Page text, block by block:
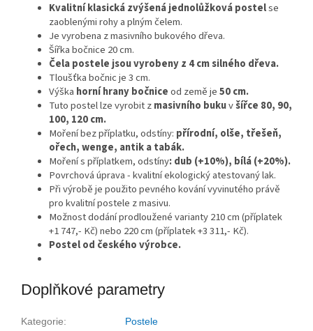
Kvalitní klasická zvýšená jednolůžková postelse
zaoblenými rohy a plným čelem.
Je vyrobena z masivního bukového dřeva.
Šířka bočnice 20 cm.
Čela postele jsou vyrobeny z 4 cm silného dřeva.
Tloušťka bočnic je 3 cm.
Výška horní hrany bočniceod země je50 cm.
Tuto postel lze vyrobit zmasivního bukuvšířce 80, 90,
100, 120 cm.
Moření bez příplatku, odstíny: přírodní, olše, třešeň,
ořech, wenge, antik a tabák.
Moření s příplatkem, odstíny: dub (+10%), bílá (+20%).
Povrchová úprava - kvalitní ekologický atestovaný lak.
Při výrobě je použito pevného kování vyvinutého právě
pro kvalitní postele z masivu.
Možnost dodání prodloužené varianty 210 cm (příplatek
+1 747,- Kč) nebo 220 cm (příplatek +3 311,- Kč).
Postel od českého výrobce.
Doplňkové parametry
Kategorie:
Postele